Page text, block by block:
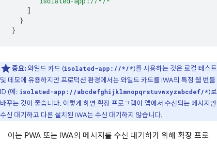
]
}
}
중요:와일드 카드 (isolated-app://*/*)를 사용하는 것은 로컬 테스트
및 데모에 유용하지만 프로덕션 환경에서는 와일드 카드를 IWA의 특정 웹 번들
ID (예: isolated-app://abcdefghijklmnopqrstuvwxyzabcdef/*)로
바꾸는 것이 좋습니다. 이렇게 하면 확장 프로그램이 앱에서 수신되는 메시지만
수신 대기하고 다른 설치된 IWA는 수신 대기하지 않습니다.
이는 PWA 또는 IWA의 메시지를 수신 대기하기 위해 확장 프로